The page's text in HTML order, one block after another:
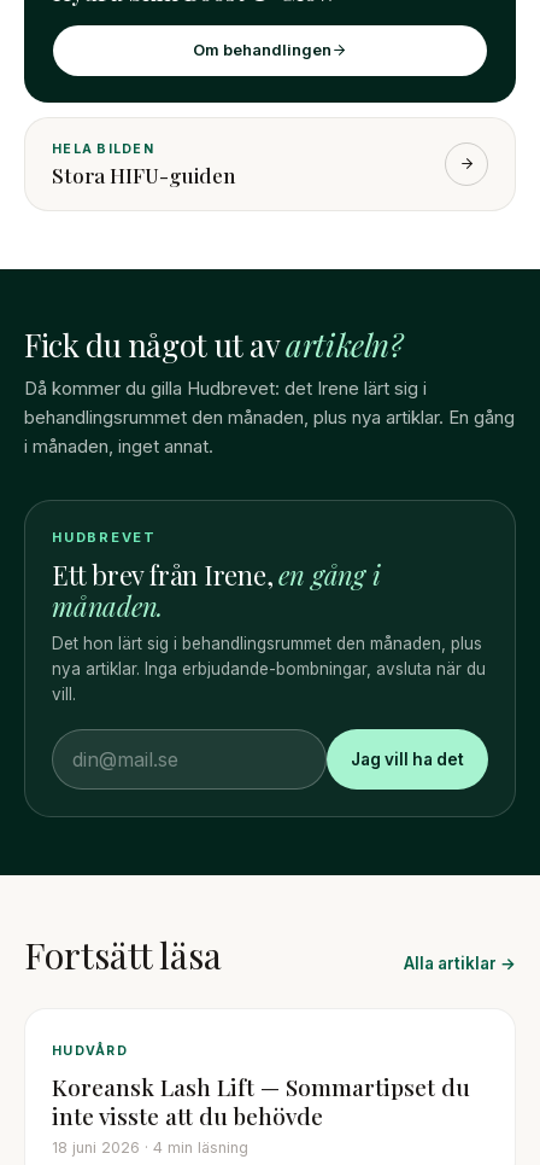
Om behandlingen
HELA BILDEN
Stora HIFU-guiden
Fick du något ut avartikeln?
Då kommer du gilla Hudbrevet: det Irene lärt sig i
behandlingsrummet den månaden, plus nya artiklar. En gång
i månaden, inget annat.
HUDBREVET
Ett brev från Irene,en gång i
månaden.
Det hon lärt sig i behandlingsrummet den månaden, plus
nya artiklar. Inga erbjudande-bombningar, avsluta när du
vill.
Jag vill ha det
Fortsätt läsa Alla artiklar →
HUDVÅRD
Koreansk Lash Lift — Sommartipset du
inte visste att du behövde
18 juni 2026 · 4 min läsning